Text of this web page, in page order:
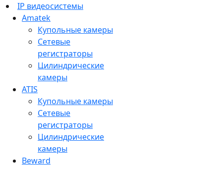
IP видеосистемы
Amatek
Купольные камеры
Сетевые
регистраторы
Цилиндрические
камеры
ATIS
Купольные камеры
Сетевые
регистраторы
Цилиндрические
камеры
Beward